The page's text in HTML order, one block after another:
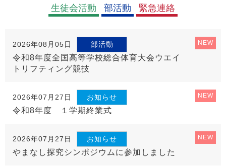
生徒会活動 部活動 緊急連絡
NEW
2026年08月05日 部活動
令和8年度全国高等学校総合体育大会ウエイ
トリフティング競技
NEW
2026年07月27日 お知らせ
令和8年度 １学期終業式
NEW
2026年07月27日 お知らせ
やまなし探究シンポジウムに参加しました